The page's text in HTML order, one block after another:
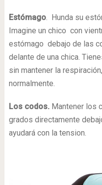
Estómago. Hunda su
Imagine un chico con
estómago debajo de las
delante de una chica.
sin mantener la
normalmente.
Los codos. Mantener los
grados directamente
ayudará con la tension.